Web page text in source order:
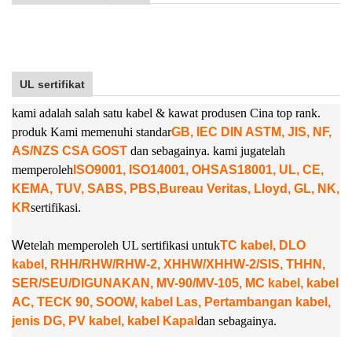
UL sertifikat
kami adalah salah satu kabel & kawat produsen Cina top rank.
produk Kami memenuhi standarGB, IEC DIN ASTM, JIS, NF,
AS/NZS CSA GOST dan sebagainya. kami jugatelah
memperoleh ISO9001, ISO14001, OHSAS18001, UL, CE,
KEMA, TUV, SABS, PBS,Bureau Veritas, Lloyd, GL, NK,
KRsertifikasi.
Wetelah memperoleh UL sertifikasi untukTC kabel, DLO
kabel, RHH/RHW/RHW-2, XHHW/XHHW-2/SIS, THHN,
SER/SEU/DIGUNAKAN, MV-90/MV-105, MC kabel, kabel
AC, TECK 90, SOOW, kabel Las, Pertambangan kabel,
jenis DG, PV kabel, kabel Kapal dan sebagainya.